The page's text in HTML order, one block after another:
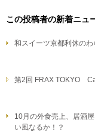
この投稿者の新着ニュ
和スイーツ京都利休のわ
第2回 FRAX TOKYO
10月の外食売上、居酒
い風なるか！？